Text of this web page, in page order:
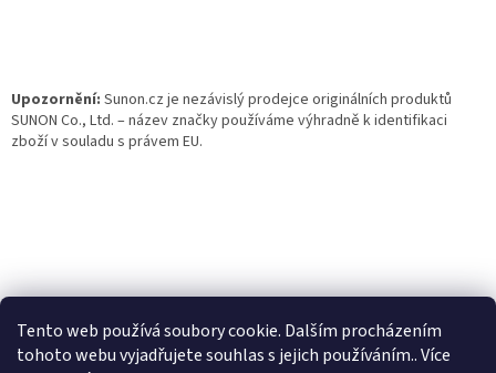
Tento web používá soubory cookie. Dalším procházením
tohoto webu vyjadřujete souhlas s jejich používáním.. Více
Upozornění: Sunon.cz je nezávislý prodejce originálních produktů
SUNON Co., Ltd. – název značky používáme výhradně k identifikaci
zboží v souladu s právem EU.